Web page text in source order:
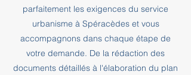
parfaitement les exigences du service
urbanisme à Spéracèdes et vous
accompagnons dans chaque étape de
votre demande. De la rédaction des
documents détaillés à l'élaboration du plan